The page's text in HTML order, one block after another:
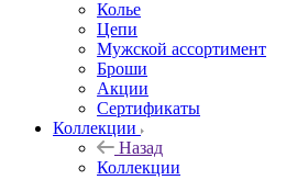
Колье
Цепи
Мужской ассортимент
Броши
Акции
Сертификаты
Коллекции
Назад
Коллекции